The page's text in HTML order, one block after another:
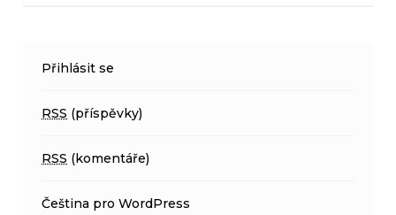
Přihlásit se
RSS (příspěvky)
RSS (komentáře)
Čeština pro WordPress